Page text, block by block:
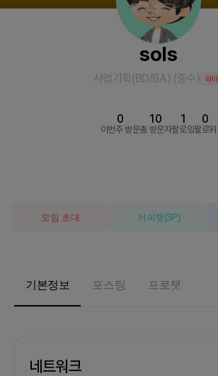
sols
사업기획(BD/BA) (중수) 리더
이번주 방문
0
총 방문자
10
팔로잉
1
팔로워
0
모임 초대 커피챗 (3P)
기본정보 포스팅 프로챗
네트워크